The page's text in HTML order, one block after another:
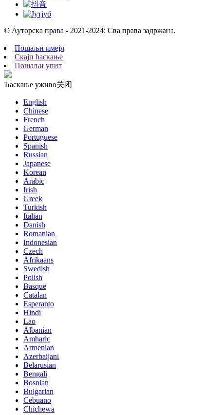
© Ауторска права - 2021-2024: Сва права задржана.
Пошаљи имејл
Скајп ћаскање
Пошаљи упит
Ћаскање уживо关闭
English
Chinese
French
German
Portuguese
Spanish
Russian
Japanese
Korean
Arabic
Irish
Greek
Turkish
Italian
Danish
Romanian
Indonesian
Czech
Afrikaans
Swedish
Polish
Basque
Catalan
Esperanto
Hindi
Lao
Albanian
Amharic
Armenian
Azerbaijani
Belarusian
Bengali
Bosnian
Bulgarian
Cebuano
Chichewa